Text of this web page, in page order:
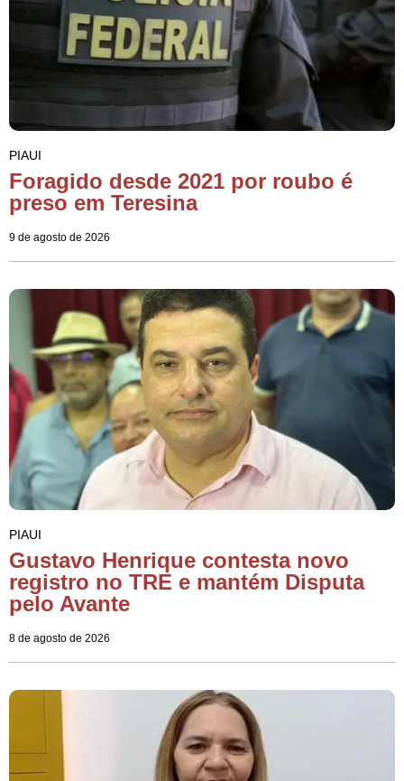
PIAUI
Foragido desde 2021 por roubo é
preso em Teresina
9 de agosto de 2026
PIAUI
Gustavo Henrique contesta novo
registro no TRE e mantém Disputa
pelo Avante
8 de agosto de 2026